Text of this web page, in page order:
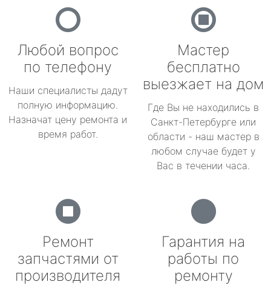
Любой вопрос
по телефону
Наши специалисты дадут
полную информацию.
Назначат цену ремонта и
время работ.
Мастер
бесплатно
выезжает на дом
Где Вы не находились в
Санкт-Петербурге или
области - наш мастер в
любом случае будет у
Вас в течении часа.
Ремонт
запчастями от
производителя
Гарантия на
работы по
ремонту